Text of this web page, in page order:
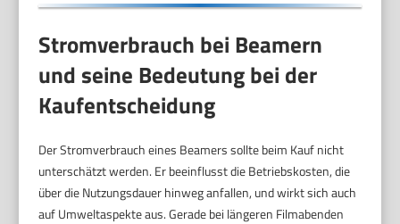
Stromverbrauch bei Beamern
und seine Bedeutung bei der
Kaufentscheidung
Der Stromverbrauch eines Beamers sollte beim Kauf nicht
unterschätzt werden. Er beeinflusst die Betriebskosten, die
über die Nutzungsdauer hinweg anfallen, und wirkt sich auch
auf Umweltaspekte aus. Gerade bei längeren Filmabenden